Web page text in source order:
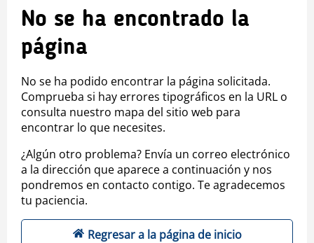
No se ha encontrado la
página
No se ha podido encontrar la página solicitada.
Comprueba si hay errores tipográficos en la URL o
consulta nuestro mapa del sitio web para
encontrar lo que necesites.
¿Algún otro problema? Envía un correo electrónico
a la dirección que aparece a continuación y nos
pondremos en contacto contigo. Te agradecemos
tu paciencia.
Regresar a la página de inicio